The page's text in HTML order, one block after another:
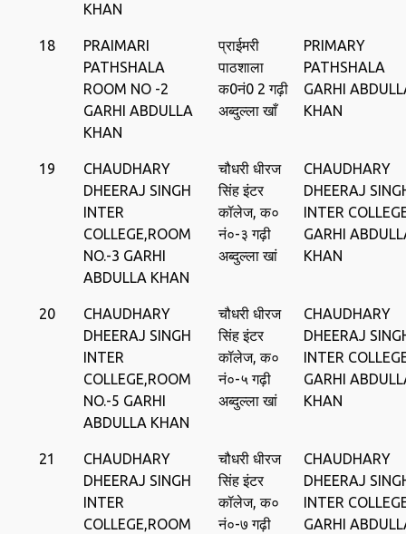
KHAN
18
PRAIMARI
PATHSHALA
ROOM NO -2
GARHI ABDULLA
KHAN
प्राईमरी
पाठशाला
क0नं0 2 गढ़ी
अब्दुल्ला खाँ
PRIMARY
PATHSHALA
GARHI
KHAN
19
CHAUDHARY
DHEERAJ SINGH
INTER
COLLEGE,ROOM
NO.-3 GARHI
ABDULLA KHAN
चौधरी धीरज
सिंह इंटर
कॉलेज, क०
नं०-३ गढ़ी
अब्दुल्ला खां
CHAUDHARY
DHEERAJ
INTER
GARHI
KHAN
20
CHAUDHARY
DHEERAJ SINGH
INTER
COLLEGE,ROOM
NO.-5 GARHI
ABDULLA KHAN
चौधरी धीरज
सिंह इंटर
कॉलेज, क०
नं०-५ गढ़ी
अब्दुल्ला खां
CHAUDHARY
DHEERAJ
INTER
GARHI
KHAN
21
CHAUDHARY
DHEERAJ SINGH
INTER
COLLEGE,ROOM
चौधरी धीरज
सिंह इंटर
कॉलेज, क०
नं०-७ गढ़ी
CHAUDHARY
DHEERAJ
INTER
GARHI